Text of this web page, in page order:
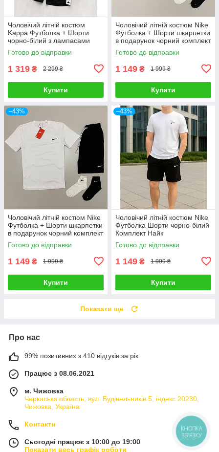
Чоловічий літній костюм
Kappa Футболка + Шорти
чорно-білий з лампасами
Комплект Каппа
Готово до відправки
1 319 ₴ 2 299 ₴
Купити
Чоловічий літній костюм Nike
Футболка + Шорти шкарпетки
в подарунок чорний комплект
Найк
Готово до відправки
1 149 ₴ 1 999 ₴
Купити
–43%
Чоловічий літній костюм Nike
Футболка + Шорти шкарпетки
в подарунок чорний комплект
Найк
Готово до відправки
1 149 ₴ 1 999 ₴
Купити
–43%
Чоловічий літній костюм Nike
Футболка Шорти чорно-білий
Комплект Найк
Готово до відправки
1 149 ₴ 1 999 ₴
Купити
Показати ще
Про нас
99% позитивних з 410 відгуків за рік
Працює з 08.06.2021
м. Чижовка
Черкаська область, вул. Будівельників 5, індекс 20230,
Чижовка, Україна
Контакти
Сьогодні працює з 10:00 до 19:00
Показати весь графік роботи
КНОПКА
ЗВ'ЯЗКУ